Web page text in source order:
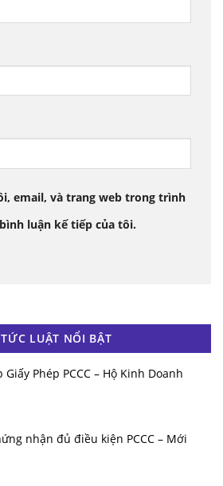
email, và trang web trong trình
luận kế tiếp của tôi.
LUẬT NỔI BẬT
Giấy Phép PCCC – Hộ Kinh Doanh
nhận đủ điều kiện PCCC – Mới